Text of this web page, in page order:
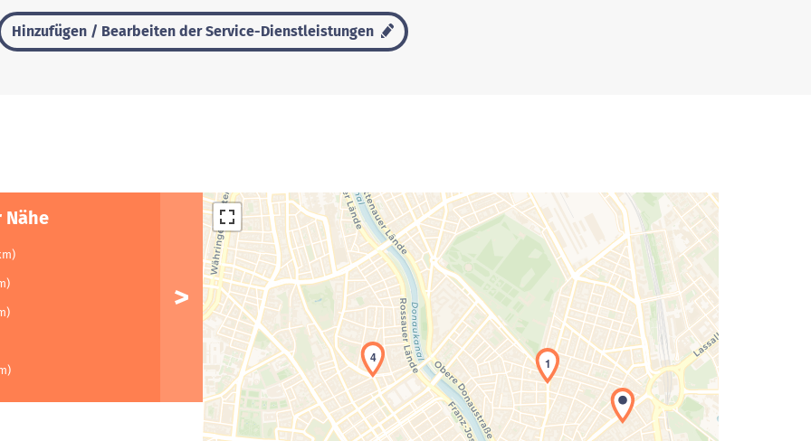
Hinzufügen / Bearbeiten der Service-Dienstleistungen
Nähe
1
4